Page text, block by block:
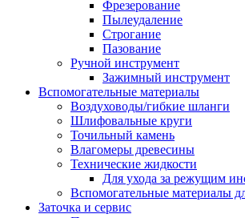
Фрезерование
Пылеудаление
Строгание
Пазование
Ручной инструмент
Зажимный инструмент
Вспомогательные материалы
Воздуховоды/гибкие шланги
Шлифовальные круги
Точильный камень
Влагомеры древесины
Технические жидкости
Для ухода за режущим
Вспомогательные материалы
Заточка и сервис